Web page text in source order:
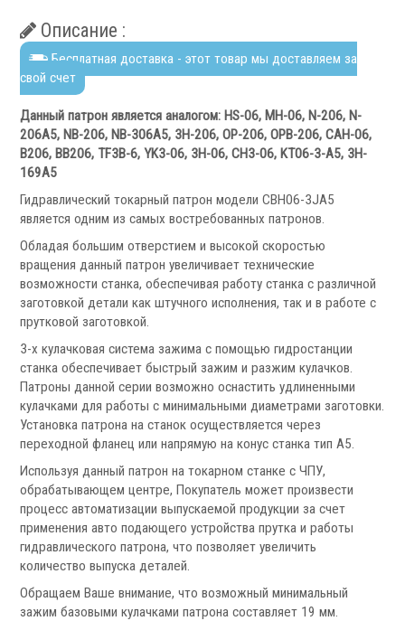
Револьверные головки
Запчасти для револьверных головок
Статические блоки
Системы УЦИ
Мониторы УЦИ
Оптические линейки
Магнитные линейки
Комплекты УЦИ
Описание :
Бесплатная доставка - этот товар мы доставляем за
свой счет
Данный патрон является аналогом: HS-06, MH-06, N-206, N-
206A5, NB-206, NB-306A5, 3H-206, OP-206, OPB-206, CAH-06,
B206, BB206, TF3B-6, YK3-06, 3Н-06, CH3-06, KT06-3-A5, 3H-
169A5
Гидравлический токарный патрон модели CВH06-3JA5
является одним из самых востребованных патронов.
Обладая большим отверстием и высокой скоростью
вращения данный патрон увеличивает технические
возможности станка, обеспечивая работу станка с различной
заготовкой детали как штучного исполнения, так и в работе с
прутковой заготовкой.
3-х кулачковая система зажима с помощью гидростанции
станка обеспечивает быстрый зажим и разжим кулачков.
Патроны данной серии возможно оснастить удлиненными
кулачками для работы с минимальными диаметрами заготовки.
Установка патрона на станок осуществляется через
переходной фланец или напрямую на конус станка тип А5.
Используя данный патрон на токарном станке с ЧПУ,
обрабатывающем центре, Покупатель может произвести
процесс автоматизации выпускаемой продукции за счет
применения авто подающего устройства прутка и работы
гидравлического патрона, что позволяет увеличить
количество выпуска деталей.
Обращаем Ваше внимание, что возможный минимальный
зажим базовыми кулачками патрона составляет 19 мм.